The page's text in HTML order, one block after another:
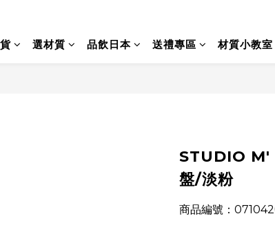
選材質 品飲日本 送禮專區 材質小教室
STUDIO
盤/淡粉
商品編號：